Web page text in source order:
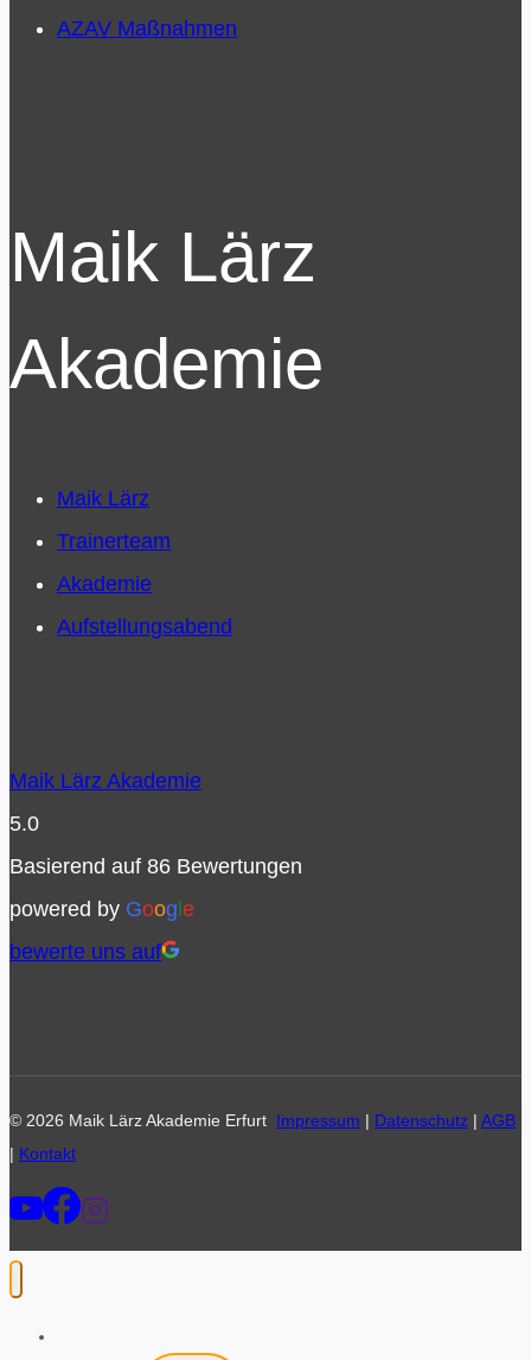
AZAV Maßnahmen
Maik Lärz
Akademie
Maik Lärz
Trainerteam
Akademie
Aufstellungsabend
Maik Lärz Akademie
5.0
Basierend auf 86 Bewertungen
powered by Goog e
bewerte uns auf
© 2026 Maik Lärz Akademie Erfurt Impressum | Datenschutz | AGB
| Kontakt